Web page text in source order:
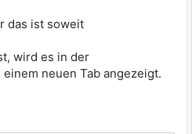
das ist soweit
wird es in der
neuen Tab angezeigt.